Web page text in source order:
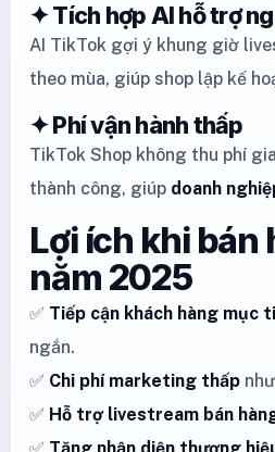
✦ Tích hợp AI hỗ trợ
AI TikTok gợi ý khung giờ
theo mùa, giúp shop lập kế
✦ Phí vận hành thấp
TikTok Shop không thu phí
thành công, giúp doanh
Lợi ích khi bán
năm 2025
✅ Tiếp cận khách hàng mục
ngắn.
✅ Chi phí marketing thấp
✅ Hỗ trợ livestream bán